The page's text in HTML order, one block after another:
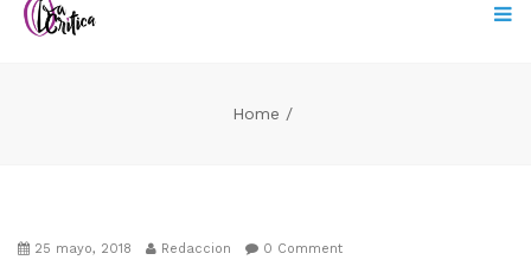
Home
25 mayo, 2018 Redaccion 0 Comment